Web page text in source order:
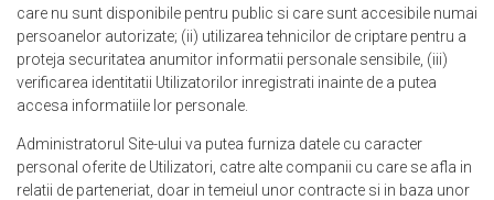
care nu sunt disponibile pentru public si care sunt accesibile numai
persoanelor autorizate; (ii) utilizarea tehnicilor de criptare pentru a
proteja securitatea anumitor informatii personale sensibile, (iii)
verificarea identitatii Utilizatorilor inregistrati inainte de a putea
accesa informatiile lor personale.
Administratorul Site-ului va putea furniza datele cu caracter
personal oferite de Utilizatori, catre alte companii cu care se afla in
relatii de parteneriat, doar in temeiul unor contracte si in baza unor